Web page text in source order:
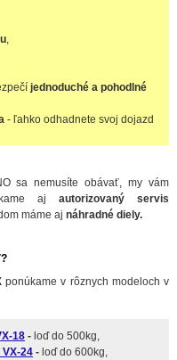
,
jednoduché a pohodlné
- ľahko odhadnete svoj dojazd
sa nemusíte obávať, my vám
aj autorizovaný servis
máme aj náhradné diely.
ponúkame v rôznych modeloch v
18 - loď do 500kg,
24 - loď do 600kg,